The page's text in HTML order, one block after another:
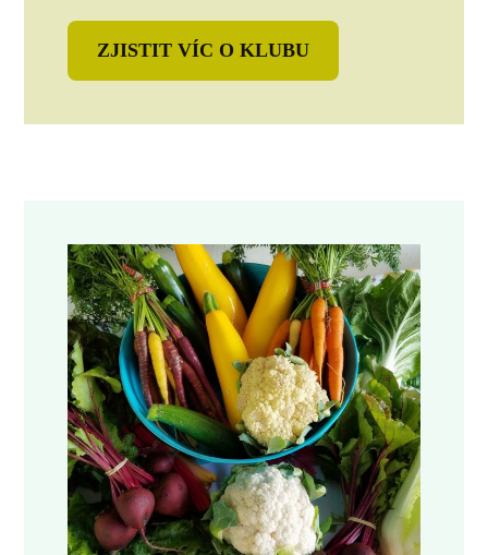
ZJISTIT VÍC O KLUBU